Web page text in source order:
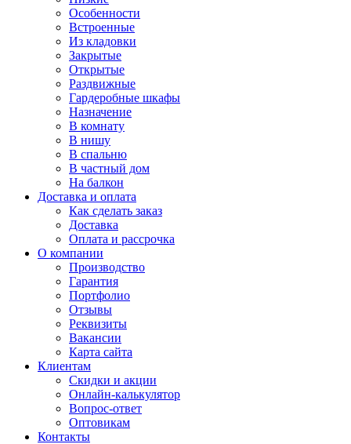
Особенности
Встроенные
Из кладовки
Закрытые
Открытые
Раздвижные
Гардеробные шкафы
Назначение
В комнату
В нишу
В спальню
В частный дом
На балкон
Доставка и оплата
Как сделать заказ
Доставка
Оплата и рассрочка
О компании
Производство
Гарантия
Портфолио
Отзывы
Реквизиты
Вакансии
Карта сайта
Клиентам
Скидки и акции
Онлайн-калькулятор
Вопрос-ответ
Оптовикам
Контакты